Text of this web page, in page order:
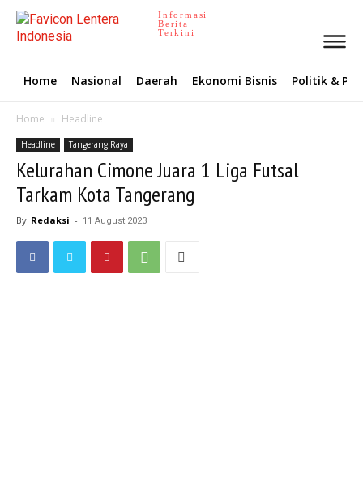
Informasi
Berita
Terkini
Home Nasional Daerah Ekonomi Bisnis Politik &
Home Headline
Headline Tangerang Raya
Kelurahan Cimone Juara 1 Liga Futsal
Tarkam Kota Tangerang
By Redaksi - 11 August 2023